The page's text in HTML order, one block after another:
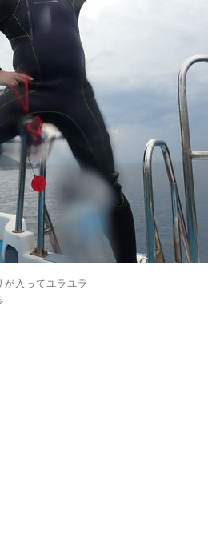
が入ってユラユラ